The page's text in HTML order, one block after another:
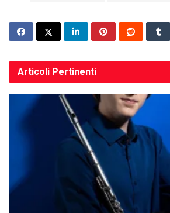
Articoli Pertinenti